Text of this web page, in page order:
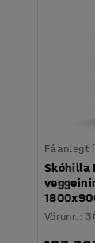
Fáanlegt
Skóhilla
Vörunr. :